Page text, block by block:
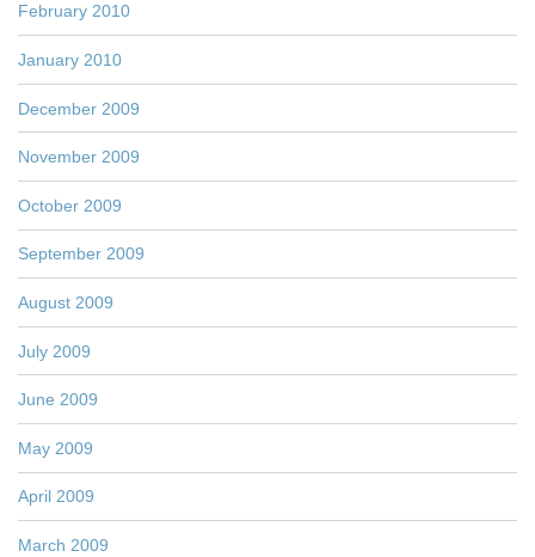
February 2010
January 2010
December 2009
November 2009
October 2009
September 2009
August 2009
July 2009
June 2009
May 2009
April 2009
March 2009